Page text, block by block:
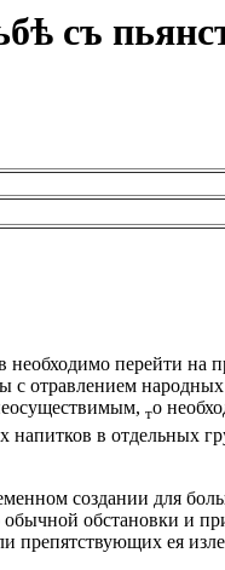
съ
перейти на
отравлением народных
то
в отдельных
создании для
обычной обстановки и
препятствующих ея